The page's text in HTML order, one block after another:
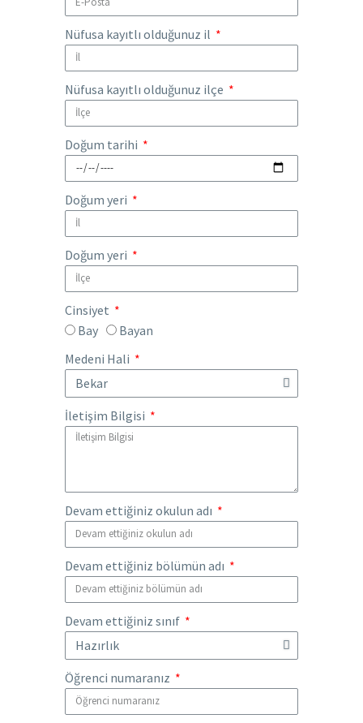
Nüfusa kayıtlı olduğunuz il
Nüfusa kayıtlı olduğunuz ilçe
Doğum tarihi
Doğum yeri
Doğum yeri
Cinsiyet
Bay
Bayan
Medeni Hali
İletişim Bilgisi
Devam ettiğiniz okulun adı
Devam ettiğiniz bölümün adı
Devam ettiğiniz sınıf
Öğrenci numaranız